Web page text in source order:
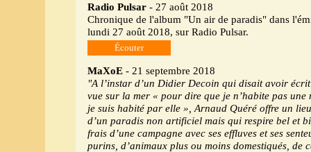
Radio Pulsar- 27 août 2018
Chronique de l'album "Un air de paradis" dans
lundi 27 août 2018, sur Radio Pulsar.
Écouter
MaXoE- 21 septembre 2018
"A l’instar d’un Didier Decoin qui disait avoir
vue sur la mer « pour dire que je n’habite pas une
je suis habité par elle », Arnaud Quéré offre un
d’un paradis non artificiel mais qui respire bel et
frais d’une campagne avec ses effluves et ses
purins, d’animaux plus ou moins domestiqués, de